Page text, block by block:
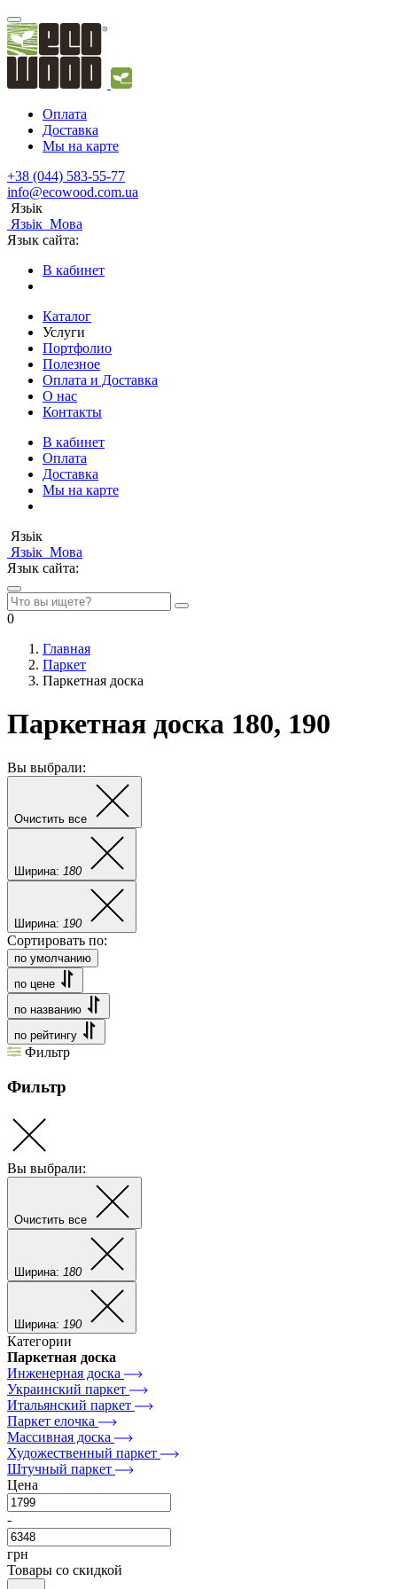
Оплата
Доставка
Мы на карте
+38 (044) 583-55-77
info@ecowood.com.ua
Язьік
Язьік Мова
Язык сайта:
В кабинет
Каталог
Услуги
Портфолио
Полезное
Оплата и Доставка
О нас
Контакты
В кабинет
Оплата
Доставка
Мы на карте
Язьік
Язьік Мова
Язык сайта:
0
Главная
Паркет
Паркетная доска
Паркетная доска 180, 190
Вы выбрали:
Очистить все
Ширина: 180
Ширина: 190
Сортировать по:
по умолчанию
по цене
по названию
по рейтингу
Фильтр
Фильтр
Вы выбрали:
Очистить все
Ширина: 180
Ширина: 190
Категории
Паркетная доска
Инженерная доска
Украинский паркет
Итальянский паркет
Паркет елочка
Массивная доска
Художественный паркет
Штучный паркет
Цена
-
грн
Товары со скидкой